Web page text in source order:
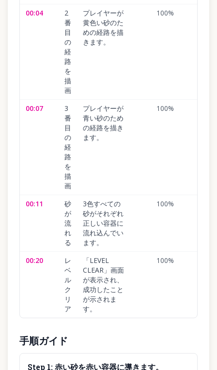
00:04
2
番
目
の
経
路
を
描
画
プレイヤーが
黄色い砂のた
めの経路を描
きます。
100%
00:07
3
番
目
の
経
路
を
描
画
プレイヤーが
青い砂のため
の経路を描き
ます。
100%
00:11
砂
が
流
れ
る
3色すべての
砂がそれぞれ
正しい容器に
流れ込んでい
ます。
100%
00:20
レ
ベ
ル
ク
リ
ア
「LEVEL
CLEAR」画面
が表示され、
成功したこと
が示されま
す。
100%
手順ガイド
Step 1:赤い砂を赤い容器に導きます。